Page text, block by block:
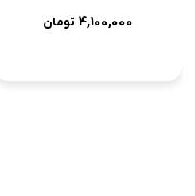
4,100,000 تومان